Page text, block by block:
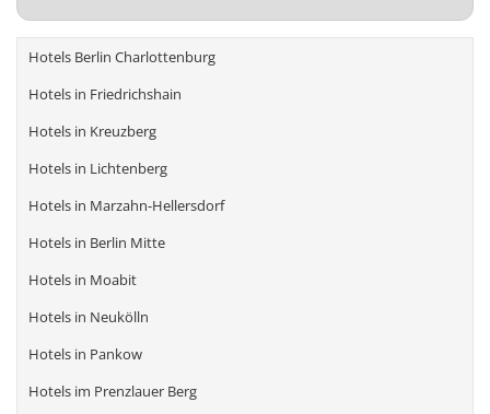
Hotels Berlin Charlottenburg
Hotels in Friedrichshain
Hotels in Kreuzberg
Hotels in Lichtenberg
Hotels in Marzahn-Hellersdorf
Hotels in Berlin Mitte
Hotels in Moabit
Hotels in Neukölln
Hotels in Pankow
Hotels im Prenzlauer Berg